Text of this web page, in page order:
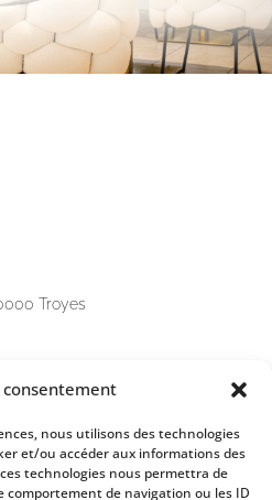
nous utilisons des technologies
et/ou accéder aux informations des
technologies nous permettra de
de navigation ou les ID
Troyes